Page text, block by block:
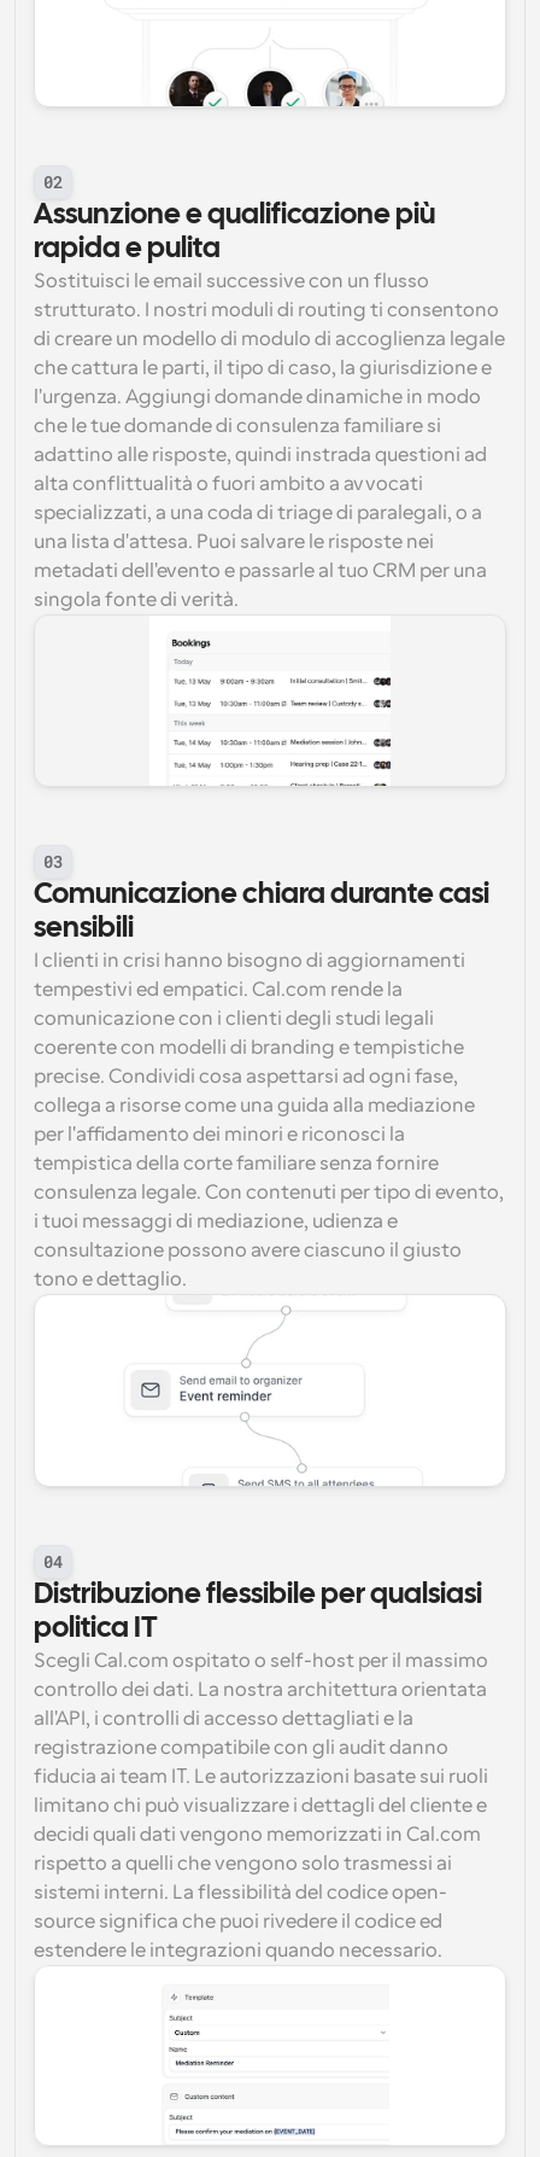
02
Assunzione e qualificazione più
rapida e pulita
Sostituisci le email successive con un flusso
strutturato. I nostri moduli di routing ti consentono
di creare un modello di modulo di accoglienza legale
che cattura le parti, il tipo di caso, la giurisdizione e
l'urgenza. Aggiungi domande dinamiche in modo
che le tue domande di consulenza familiare si
adattino alle risposte, quindi instrada questioni ad
alta conflittualità o fuori ambito a avvocati
specializzati, a una coda di triage di paralegali, o a
una lista d'attesa. Puoi salvare le risposte nei
metadati dell'evento e passarle al tuo CRM per una
singola fonte di verità.
03
Comunicazione chiara durante casi
sensibili
I clienti in crisi hanno bisogno di aggiornamenti
tempestivi ed empatici. Cal.com rende la
comunicazione con i clienti degli studi legali
coerente con modelli di branding e tempistiche
precise. Condividi cosa aspettarsi ad ogni fase,
collega a risorse come una guida alla mediazione
per l'affidamento dei minori e riconosci la
tempistica della corte familiare senza fornire
consulenza legale. Con contenuti per tipo di evento,
i tuoi messaggi di mediazione, udienza e
consultazione possono avere ciascuno il giusto
tono e dettaglio.
04
Distribuzione flessibile per qualsiasi
politica IT
Scegli Cal.com ospitato o self-host per il massimo
controllo dei dati. La nostra architettura orientata
all'API, i controlli di accesso dettagliati e la
registrazione compatibile con gli audit danno
fiducia ai team IT. Le autorizzazioni basate sui ruoli
limitano chi può visualizzare i dettagli del cliente e
decidi quali dati vengono memorizzati in Cal.com
rispetto a quelli che vengono solo trasmessi ai
sistemi interni. La flessibilità del codice open-
source significa che puoi rivedere il codice ed
estendere le integrazioni quando necessario.